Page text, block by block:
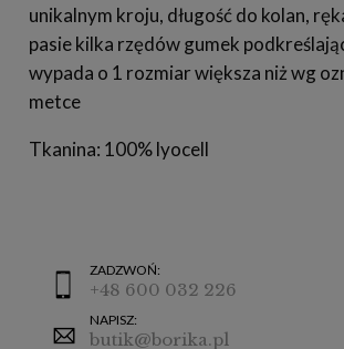
unikalnym kroju, długość do kolan,
pasie kilka rzędów gumek
wypada o 1 rozmiar większa niż wg
metce
Tkanina: 100% lyocell
ZADZWOŃ:
+48 600 032 226
NAPISZ:
butik@borika.pl